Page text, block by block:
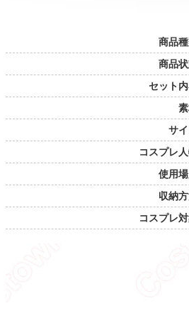
商品種
商品状
セット内
素
サイ
コスプレ人
使用場
収納方
コスプレ対